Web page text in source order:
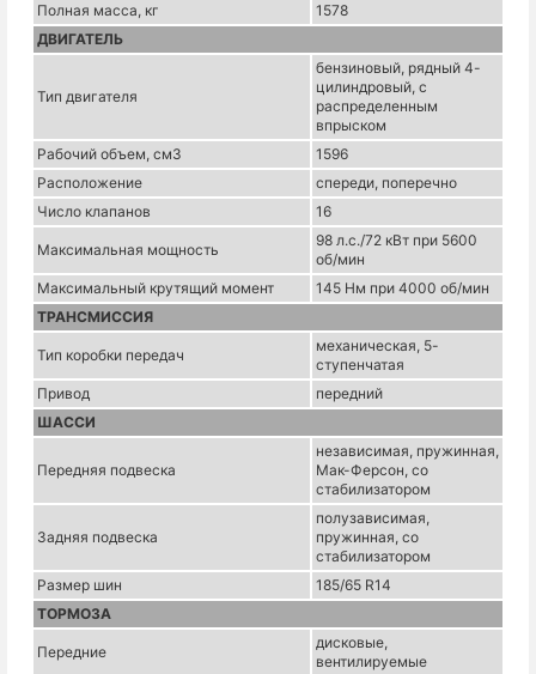
Полная масса, кг
1578
ДВИГАТЕЛЬ
Тип двигателя
бензиновый, рядный 4-
цилиндровый, с
распределенным
впрыском
Рабочий объем, см3
1596
Расположение
спереди, поперечно
Число клапанов
16
Максимальная мощность
98 л.с./72 кВт при 5600
об/мин
Максимальный крутящий момент
145 Нм при 4000 об/мин
ТРАНСМИССИЯ
Тип коробки передач
механическая, 5-
ступенчатая
Привод
передний
ШАССИ
Передняя подвеска
независимая, пружинная,
Мак-Ферсон, со
стабилизатором
Задняя подвеска
полузависимая,
пружинная, со
стабилизатором
Размер шин
185/65 R14
ТОРМОЗА
Передние
дисковые,
вентилируемые